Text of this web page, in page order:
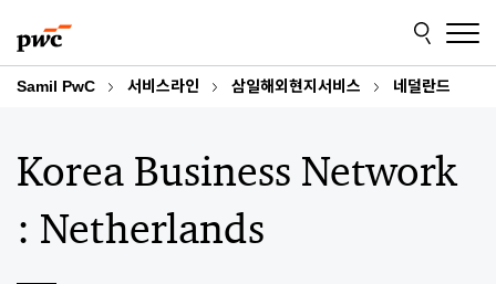
to
content
to
footer
Samil PwC 서비스라인 삼일해외현지서비스 네덜란드
Korea Business Network
: Netherlands